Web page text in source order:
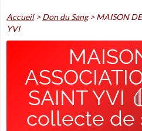
Accueil>Don du Sang>MAISON
YVI
SAINT YVI
collecte de